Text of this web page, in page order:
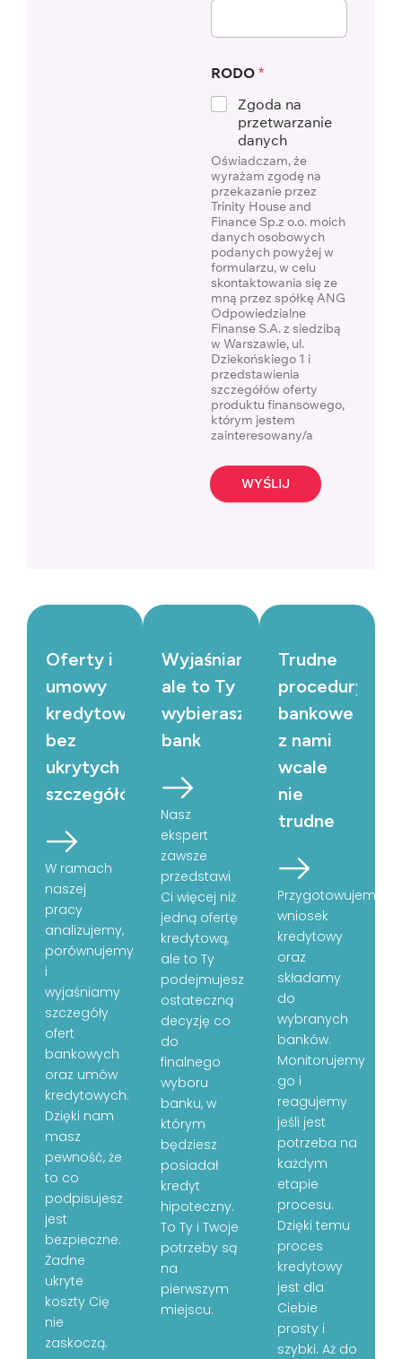
RODO *
Zgoda na
przetwarzanie
danych
Oświadczam, że
wyrażam zgodę na
przekazanie przez
Trinity House and
Finance Sp.z o.o. moich
danych osobowych
podanych powyżej w
formularzu, w celu
skontaktowania się ze
mną przez spółkę ANG
Odpowiedzialne
Finanse S.A. z siedzibą
w Warszawie, ul.
Dziekońskiego 1 i
przedstawienia
szczegółów oferty
produktu finansowego,
którym jestem
zainteresowany/a
WYŚLIJ
Oferty i
umowy
kredytowe
bez
ukrytych
szczegółów
W ramach
naszej
pracy
analizujemy,
porównujemy
i
wyjaśniamy
szczegóły
ofert
bankowych
oraz umów
kredytowych.
Dzięki nam
masz
pewność, że
to co
podpisujesz
jest
bezpieczne.
Żadne
ukryte
koszty Cię
nie
zaskoczą.
Wyjaśniamy,
ale to Ty
wybierasz
bank
Nasz
ekspert
zawsze
przedstawi
Ci więcej niż
jedną ofertę
kredytową,
ale to Ty
podejmujesz
ostateczną
decyzję co
do
finalnego
wyboru
banku, w
którym
będziesz
posiadał
kredyt
hipoteczny.
To Ty i Twoje
potrzeby są
na
pierwszym
miejscu.
Trudne
procedury
bankowe
z nami
wcale
nie
trudne
Przygotowujemy
wniosek
kredytowy
oraz
składamy
do
wybranych
banków.
Monitorujemy
go i
reagujemy
jeśli jest
potrzeba na
każdym
etapie
procesu.
Dzięki temu
proces
kredytowy
jest dla
Ciebie
prosty i
szybki. Aż do